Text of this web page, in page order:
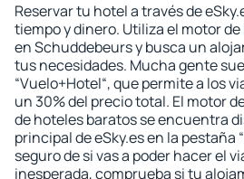
Reservar tu hotel a través de
tiempo y dinero. Utiliza el motor
en Schuddebeurs y busca un
tus necesidades. Mucha gente
“Vuelo+Hotel“, que permite a los
un 30% del precio total. El motor
de hoteles baratos se encuentra
principal de eSky.es en la pestaña
seguro de si vas a poder hacer el
inesperada, comprueba si tu